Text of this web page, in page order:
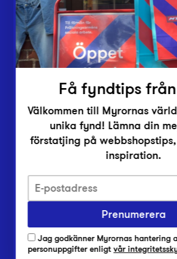
Inlämningsplatser
Om Myrorna
Lediga jobb
Pressrum
Integritetsskyddspolicy
Har du frågor om onlineköp, leverans eller
Har du frågor om vår verksamhet?
Vanliga frågor om Myrorna
Få fyndtips
Välkommen till Myrornas
unika fynd! Lämna din
förstatjing på
inspiration.
Prenumerera
Jag godkänner Myrornas hantering
personuppgifter enligtvår